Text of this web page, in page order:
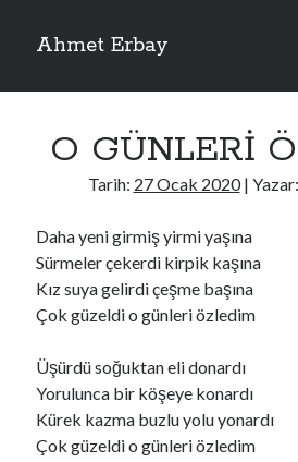
Ahmet Erbay
Yan
ELİF BENİ BIRAKMA
ÖLÜM GELSİN
DOĞRU YOLDAN ÇIKAMAM
Son Yorumlar
BAĞIŞLA ADINIiçindario72
BAĞIŞLA ADINIiçinold_betty6573
BAĞIŞLA ADINIiçinfoodie22
BAĞIŞLA ADINI içinZoe72
O GÜNLERİ
Tarih: 27 Ocak 2020| Yazar:
Daha yeni girmiş yirmi yaşına
Sürmeler çekerdi kirpik kaşına
Kız suya gelirdi çeşme başına
Çok güzeldi o günleri özledim
Üşürdü soğuktan eli donardı
Yorulunca bir köşeye konardı
Kürek kazma buzlu yolu yonardı
Çok güzeldi o günleri özledim